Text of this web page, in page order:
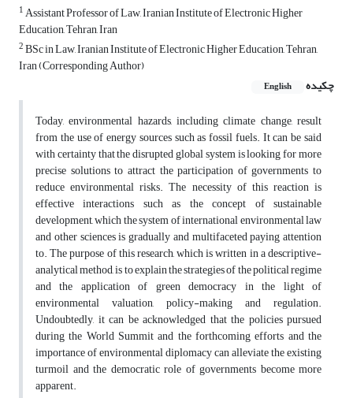
1Assistant Professor of Law, Iranian Institute of Electronic Higher
Education, Tehran, Iran
2BSc in Law, Iranian Institute of Electronic Higher Education, Tehran,
Iran (Corresponding Author)
چکیده
English
Today, environmental hazards, including climate change, result
from the use of energy sources such as fossil fuels. It can be said
with certainty that the disrupted global system is looking for more
precise solutions to attract the participation of governments to
reduce environmental risks. The necessity of this reaction is
effective interactions such as the concept of sustainable
development, which the system of international environmental law
and other sciences is gradually and multifaceted paying attention
to. The purpose of this research, which is written in a descriptive-
analytical method, is to explain the strategies of the political regime
and the application of green democracy in the light of
environmental valuation, policy-making and regulation.
Undoubtedly, it can be acknowledged that the policies pursued
during the World Summit and the forthcoming efforts and the
importance of environmental diplomacy can alleviate the existing
turmoil and the democratic role of governments become more
apparent.